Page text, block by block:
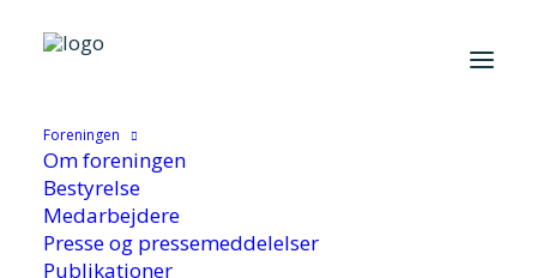
Foreningen
Om foreningen
Bestyrelse
Medarbejdere
Presse og pressemeddelelser
Publikationer
Hjem/De syv GTS-Institutter